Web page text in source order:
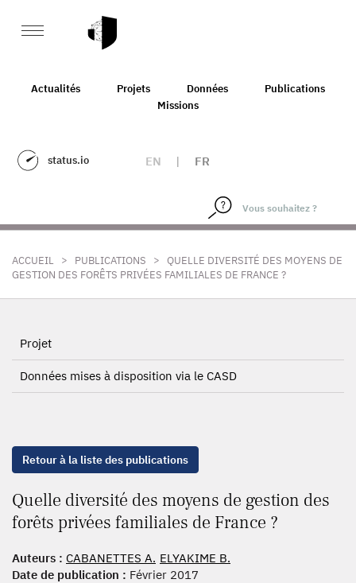
Actualités Projets Données
Publications
Missions
status.io EN | FR
ACCUEIL > PUBLICATIONS > QUELLE DIVERSITÉ DES MOYENS DE
GESTION DES FORÊTS PRIVÉES FAMILIALES DE FRANCE ?
Projet
Données mises à disposition via le CASD
Retour à la liste des publications
Quelle diversité des moyens de gestion des
forêts privées familiales de France ?
Auteurs : CABANETTES A. ELYAKIME B.
Date de publication : Février 2017